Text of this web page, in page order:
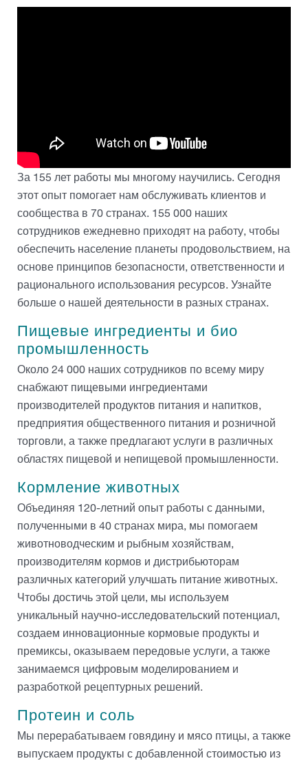
Управление Pисками
Контакты "Каргилл" в России
Вниманию партнеров и клиентов!
За 155 лет работы мы многому научились. Сегодня
этот опыт помогает нам обслуживать клиентов и
сообщества в 70 странах. 155 000 наших
сотрудников ежедневно приходят на работу, чтобы
обеспечить население планеты продовольствием, на
основе принципов безопасности, ответственности и
рационального использования ресурсов. Узнайте
больше о нашей деятельности в разных странах.
Пищевые ингредиенты и био
промышленность
Около 24 000 наших сотрудников по всему миру
снабжают пищевыми ингредиентами
производителей продуктов питания и напитков,
предприятия общественного питания и розничной
торговли, а также предлагают услуги в различных
областях пищевой и непищевой промышленности.
Кормление животных
Объединяя 120-летний опыт работы с данными,
полученными в 40 странах мира, мы помогаем
животноводческим и рыбным хозяйствам,
производителям кормов и дистрибьюторам
различных категорий улучшать питание животных.
Чтобы достичь этой цели, мы используем
уникальный научно-исследовательский потенциал,
создаем инновационные кормовые продукты и
премиксы, оказываем передовые услуги, а также
занимаемся цифровым моделированием и
разработкой рецептурных решений.
Протеин и соль
Мы перерабатываем говядину и мясо птицы, а также
выпускаем продукты с добавленной стоимостью из